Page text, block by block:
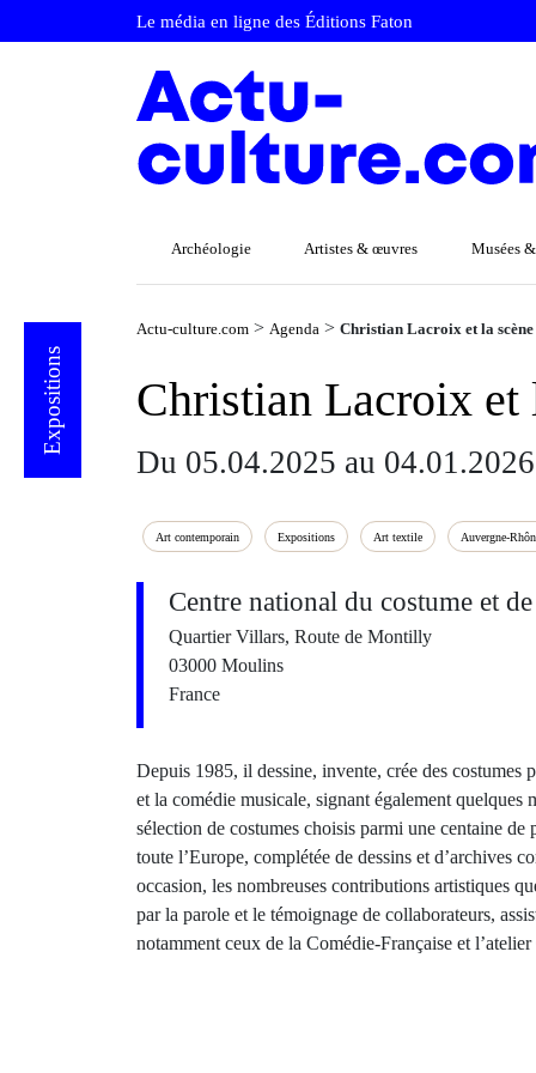
Le média en ligne des Éditions Faton
Archéologie Artistes & œuvres Musées
Actu-culture.com > Agenda > Christian Lacroix et la scène
Expositions Christian Lacroix et
Du 05.04.2025 au 04.01.2026
Art contemporain Expositions Art textile Auvergne-
Centre national du costume et
Quartier Villars, Route de Montilly
03000 Moulins
France
Depuis 1985, il dessine, invente, crée des costumes
et la comédie musicale, signant également quelques
sélection de costumes choisis parmi une centaine
toute l’Europe, complétée de dessins et d’archives
occasion, les nombreuses contributions artistiques
par la parole et le témoignage de collaborateurs,
notamment ceux de la Comédie-Française et